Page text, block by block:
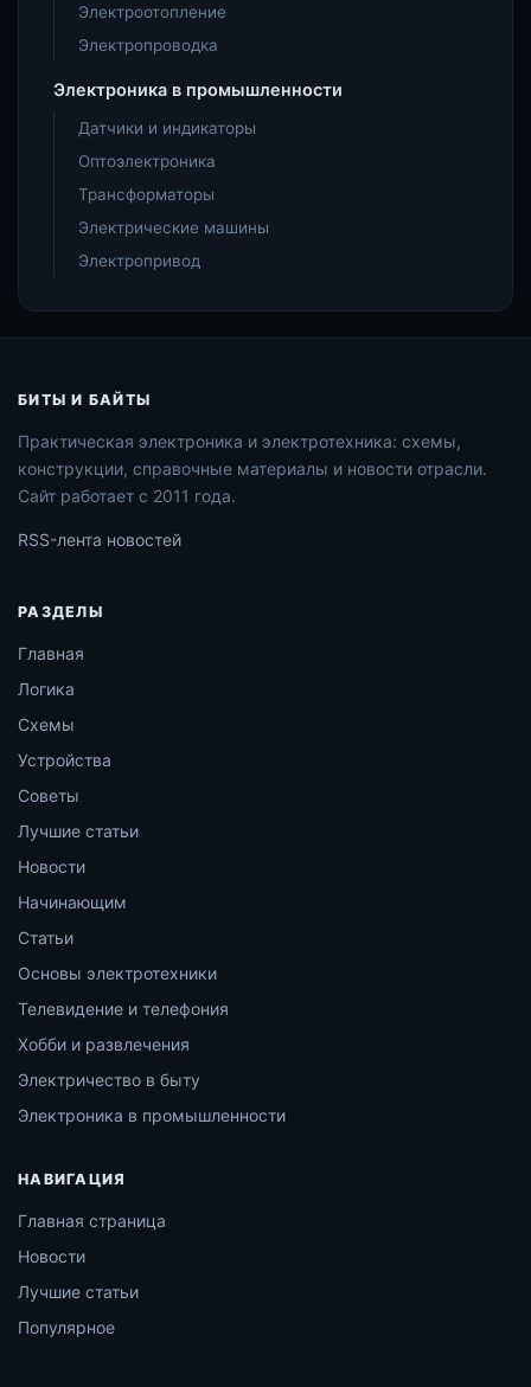
Электроотопление
Электропроводка
Электроника в промышленности
Датчики и индикаторы
Оптоэлектроника
Трансформаторы
Электрические машины
Электропривод
БИТЫ И БАЙТЫ
Практическая электроника и электротехника: схемы,
конструкции, справочные материалы и новости отрасли.
Сайт работает с 2011 года.
RSS-лента новостей
РАЗДЕЛЫ
Главная
Логика
Схемы
Устройства
Советы
Лучшие статьи
Новости
Начинающим
Статьи
Основы электротехники
Телевидение и телефония
Хобби и развлечения
Электричество в быту
Электроника в промышленности
НАВИГАЦИЯ
Главная страница
Новости
Лучшие статьи
Популярное